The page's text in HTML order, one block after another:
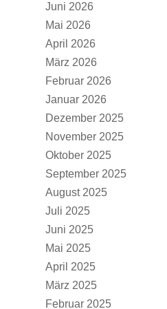
Juni 2026
Mai 2026
April 2026
März 2026
Februar 2026
Januar 2026
Dezember 2025
November 2025
Oktober 2025
September 2025
August 2025
Juli 2025
Juni 2025
Mai 2025
April 2025
März 2025
Februar 2025